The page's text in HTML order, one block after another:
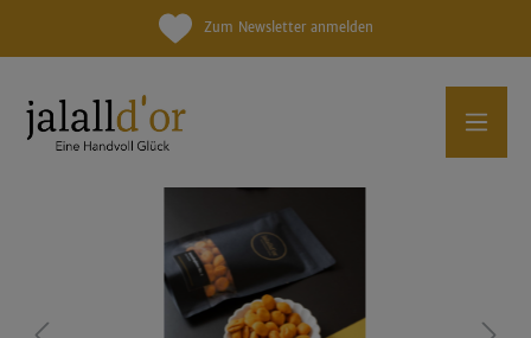
Zum Newsletter anmelden